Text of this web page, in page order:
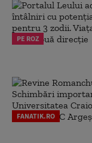
PE ROZ
FANATIK.RO